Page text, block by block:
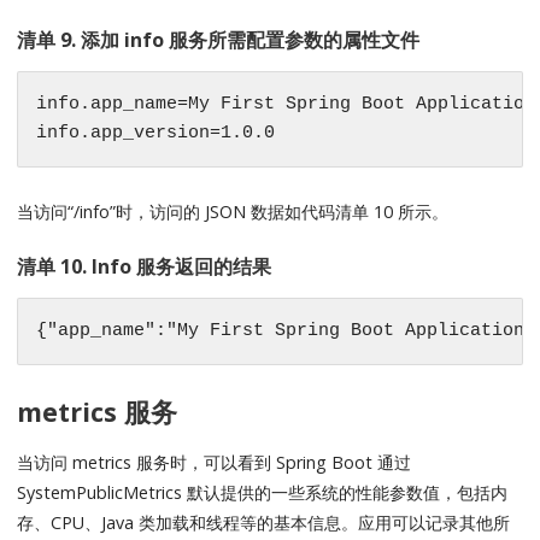
清单 9. 添加 info 服务所需配置参数的属性文件
info.app_name=My First Spring Boot Application
info.app_version=1.0.0
当访问“/info”时，访问的 JSON 数据如代码清单 10 所示。
清单 10. Info 服务返回的结果
{"app_name":"My First Spring Boot
metrics 服务
当访问 metrics 服务时，可以看到 Spring Boot 通过
SystemPublicMetrics 默认提供的一些系统的性能参数值，包括内
存、CPU、Java 类加载和线程等的基本信息。应用可以记录其他所